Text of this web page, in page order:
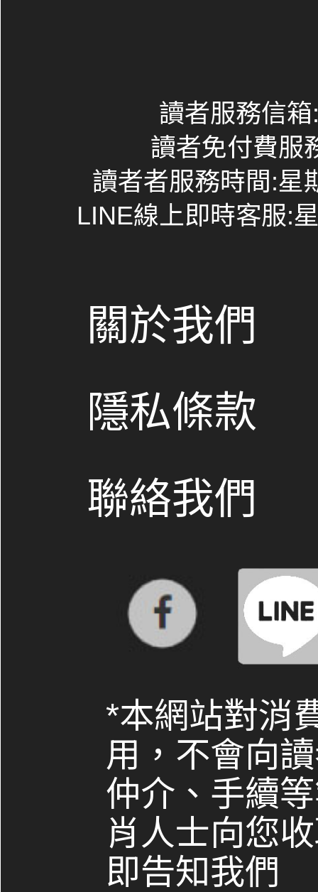
讀者服務信
讀者免付費服
讀者者服務時間:星
LINE線上即時客服:
關於我們
隱私條款
聯絡我們
*本網站對消
用，不會向
仲介、手續
肖人士向您
即告知我們